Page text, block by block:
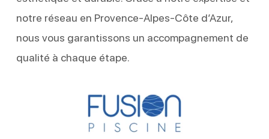
notre réseau en Provence-Alpes-Côte d’Azur,
nous vous garantissons un accompagnement de
qualité à chaque étape.